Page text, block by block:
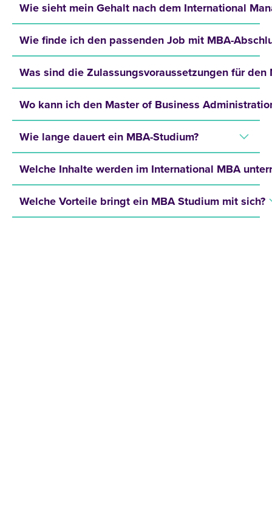
Wie sieht mein Gehalt nach dem International
Wie finde ich den passenden Job mit MBA-
Was sind die Zulassungsvoraussetzungen für den
Wo kann ich den Master of Business
Wie lange dauert ein MBA-Studium?
Welche Inhalte werden im International MBA
Welche Vorteile bringt ein MBA Studium mit sich?